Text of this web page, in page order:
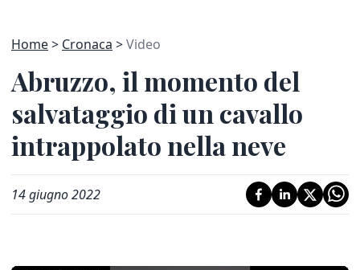
Home Cronaca Video
Abruzzo, il momento del
salvataggio di un cavallo
intrappolato nella neve
14 giugno 2022